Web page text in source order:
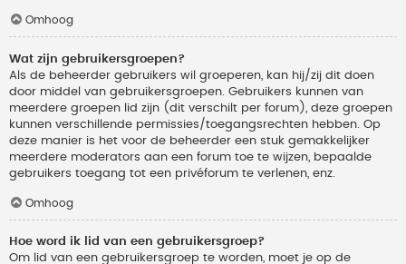
Omhoog
Wat zijn gebruikersgroepen?
Als de beheerder gebruikers wil groeperen, kan hij/zij dit doen
door middel van gebruikersgroepen. Gebruikers kunnen van
meerdere groepen lid zijn (dit verschilt per forum), deze groepen
kunnen verschillende permissies/toegangsrechten hebben. Op
deze manier is het voor de beheerder een stuk gemakkelijker
meerdere moderators aan een forum toe te wijzen, bepaalde
gebruikers toegang tot een privéforum te verlenen, enz.
Omhoog
Hoe word ik lid van een gebruikersgroep?
Om lid van een gebruikersgroep te worden, moet je op de